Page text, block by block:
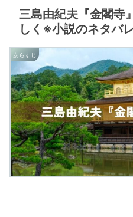
三島由紀夫『金閣寺
しく※小説のネタバ
あらすじ